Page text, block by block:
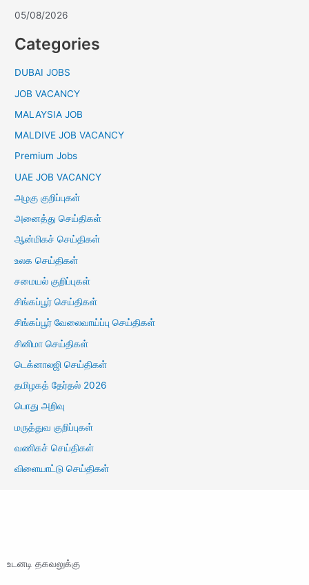
05/08/2026
Categories
DUBAI JOBS
JOB VACANCY
MALAYSIA JOB
MALDIVE JOB VACANCY
Premium Jobs
UAE JOB VACANCY
அழகு குறிப்புகள்
அனைத்து செய்திகள்
ஆன்மிகச் செய்திகள்
உலக செய்திகள்
சமையல் குறிப்புகள்
சிங்கப்பூர் செய்திகள்
சிங்கப்பூர் வேலைவாய்ப்பு செய்திகள்
சினிமா செய்திகள்
டெக்னாலஜி செய்திகள்
தமிழகத் தேர்தல் 2026
பொது அறிவு
மருத்துவ குறிப்புகள்
வணிகச் செய்திகள்
விளையாட்டு செய்திகள்
உடனடி தகவலுக்கு